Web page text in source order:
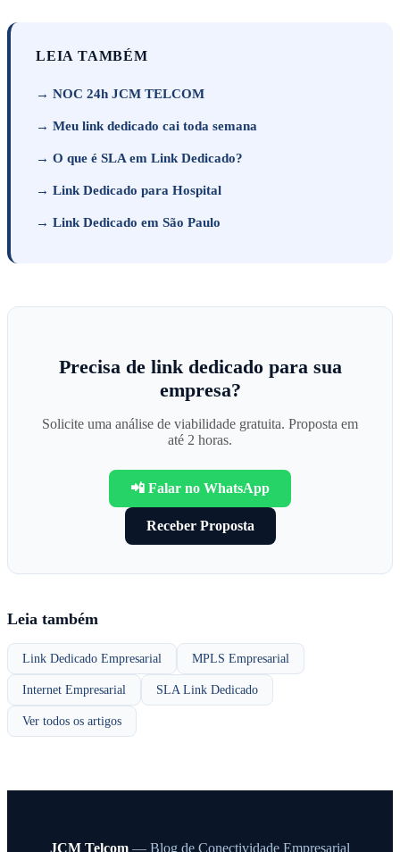
LEIA TAMBÉM
→ NOC 24h JCM TELCOM
→ Meu link dedicado cai toda semana
→ O que é SLA em Link Dedicado?
→ Link Dedicado para Hospital
→ Link Dedicado em São Paulo
Precisa de link dedicado para sua
empresa?
Solicite uma análise de viabilidade gratuita. Proposta em
até 2 horas.
📲 Falar no WhatsApp
Receber Proposta
Leia também
Link Dedicado Empresarial MPLS Empresarial
Internet Empresarial SLA Link Dedicado
Ver todos os artigos
JCM Telcom — Blog de Conectividade Empresarial